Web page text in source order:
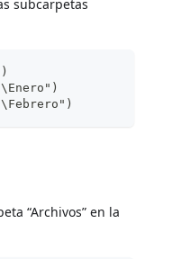
subcarpetas
“Archivos” en la